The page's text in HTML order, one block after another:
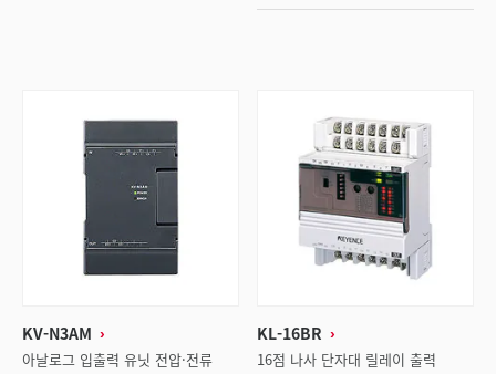
KV-N3AM
아날로그 입출력 유닛 전압·전류
KL-16BR
16점 나사 단자대 릴레이 출력